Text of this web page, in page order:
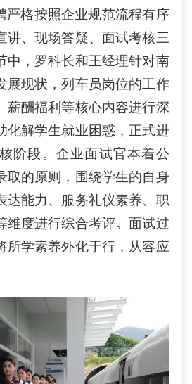
严格按照企业规范流程有序
讲、现场答疑、面试考核三
中，罗科长和王经理针对南
展现状，列车员岗位的工作
薪酬福利等核心内容进行深
化解学生就业困惑，正式进
阶段。企业面试官本着公
取的原则，围绕学生的自身
达能力、服务礼仪素养、职
维度进行综合考评。面试过
所学素养外化于行，从容应